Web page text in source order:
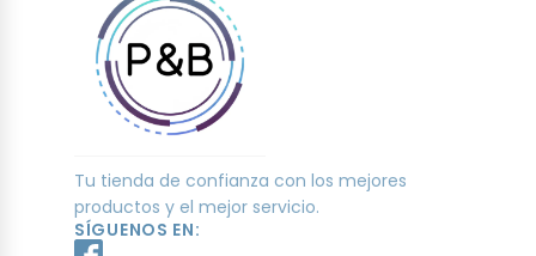
Tu tienda de confianza con los mejores
productos y el mejor servicio.
SÍGUENOS EN: